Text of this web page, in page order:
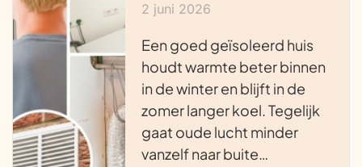
2 juni 2026
Een goed geïsoleerd huis
houdt warmte beter binnen
in de winter en blijft in de
zomer langer koel. Tegelijk
gaat oude lucht minder
vanzelf naar buite…